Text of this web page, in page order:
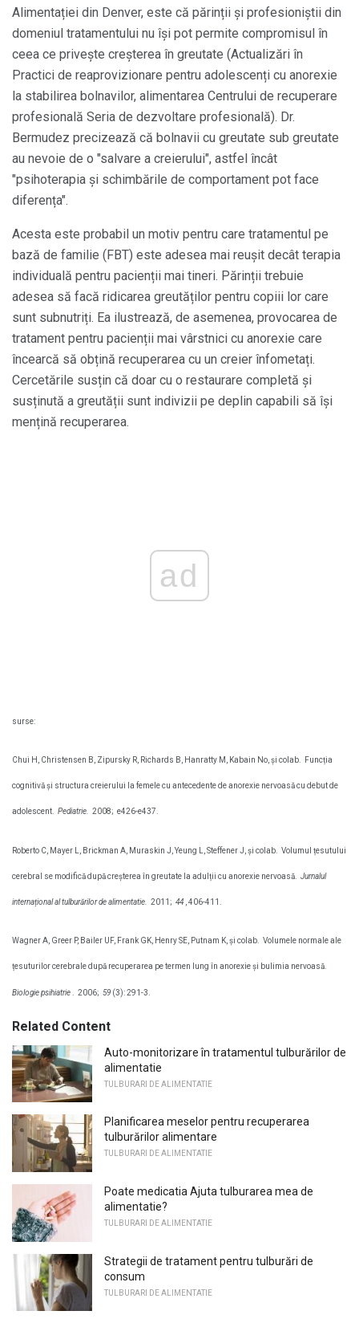
Alimentației din Denver, este că părinții și profesioniștii din
domeniul tratamentului nu își pot permite compromisul în
ceea ce privește creșterea în greutate (Actualizări în
Practici de reaprovizionare pentru adolescenți cu anorexie
la stabilirea bolnavilor, alimentarea Centrului de recuperare
profesională Seria de dezvoltare profesională). Dr.
Bermudez precizează că bolnavii cu greutate sub greutate
au nevoie de o "salvare a creierului", astfel încât
"psihoterapia și schimbările de comportament pot face
diferența".
Acesta este probabil un motiv pentru care tratamentul pe
bază de familie (FBT) este adesea mai reușit decât terapia
individuală pentru pacienții mai tineri. Părinții trebuie
adesea să facă ridicarea greutăților pentru copiii lor care
sunt subnutriți. Ea ilustrează, de asemenea, provocarea de
tratament pentru pacienții mai vârstnici cu anorexie care
încearcă să obțină recuperarea cu un creier înfometați.
Cercetările susțin că doar cu o restaurare completă și
susținută a greutății sunt indivizii pe deplin capabili să își
mențină recuperarea.
ad
surse:
Chui H, Christensen B, Zipursky R, Richards B, Hanratty M, Kabain No, și colab. Funcția
cognitivă și structura creierului la femele cu antecedente de anorexie nervoasă cu debut de
adolescent. Pediatrie. 2008; e426-e437.
Roberto C, Mayer L, Brickman A, Muraskin J, Yeung L, Steffener J, și colab. Volumul țesutului
cerebral se modifică după creșterea în greutate la adulții cu anorexie nervoasă. Jurnalul
internațional al tulburărilor de alimentatie. 2011; 44 , 406-411.
Wagner A, Greer P, Bailer UF, Frank GK, Henry SE, Putnam K, și colab. Volumele normale ale
țesuturilor cerebrale după recuperarea pe termen lung în anorexie și bulimia nervoasă.
Biologie psihiatrie 2006; 59 (3): 291-3.
Related Content
Auto-monitorizare în tratamentul tulburărilor de
alimentatie
TULBURARI DE ALIMENTATIE
Planificarea meselor pentru recuperarea
tulburărilor alimentare
TULBURARI DE ALIMENTATIE
Poate medicatia Ajuta tulburarea mea de
alimentatie?
TULBURARI DE ALIMENTATIE
Strategii de tratament pentru tulburări de
consum
TULBURARI DE ALIMENTATIE